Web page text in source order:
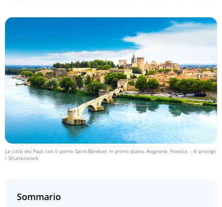
La città dei Papi con il ponte Saint-Bénézet in primo piano, Avignone, Francia. - © proslgn
/ Shutterstock
Sommario